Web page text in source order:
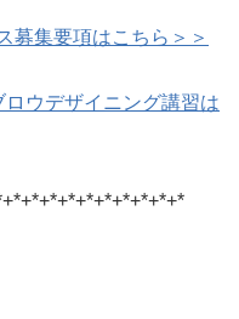
募集要項はこちら＞＞
ウデザイニング講習は